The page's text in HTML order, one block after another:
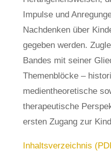
Impulse und
Nachdenken über
gegeben werden.
Bandes mit seiner
Themenblöcke –
medientheoretische
therapeutische
ersten Zugang zur
Inhaltsverzeichnis